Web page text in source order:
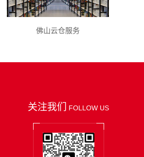
佛山云仓服务
关注我们 FOLLOW US